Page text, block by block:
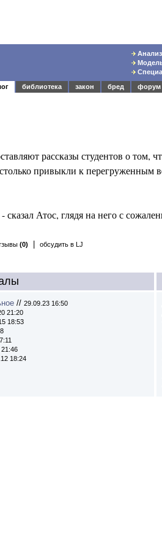
библиотека закон бред форум
рассказы студентов о
привыкли к перегруженным
сказал Атос, глядя на него с
(0) обсудить в LJ
// 29.09.23 16:50
21:20
18:53
21:46
18:24